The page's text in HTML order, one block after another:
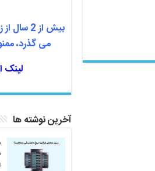
بیش از 2
می گذرد،
لینک
آخرین نوشته ها